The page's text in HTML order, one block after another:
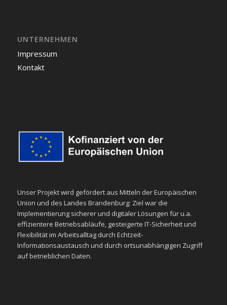
UNTERNEHMEN
Impressum
Kontakt
Unser Projekt wird gefördert aus Mitteln der Europäischen
Union und des Landes Brandenburg: Ziel war die
Implementierung sicherer und digitaler Lösungen für u.a.
effizientere Betriebsabläufe, gesteigerte IT-Sicherheit und
Flexibilität im Arbeitsalltag durch Echtzeit-
Informationsaustausch und durch ortsunabhängigen Zugriff
auf betrieblichen Daten.